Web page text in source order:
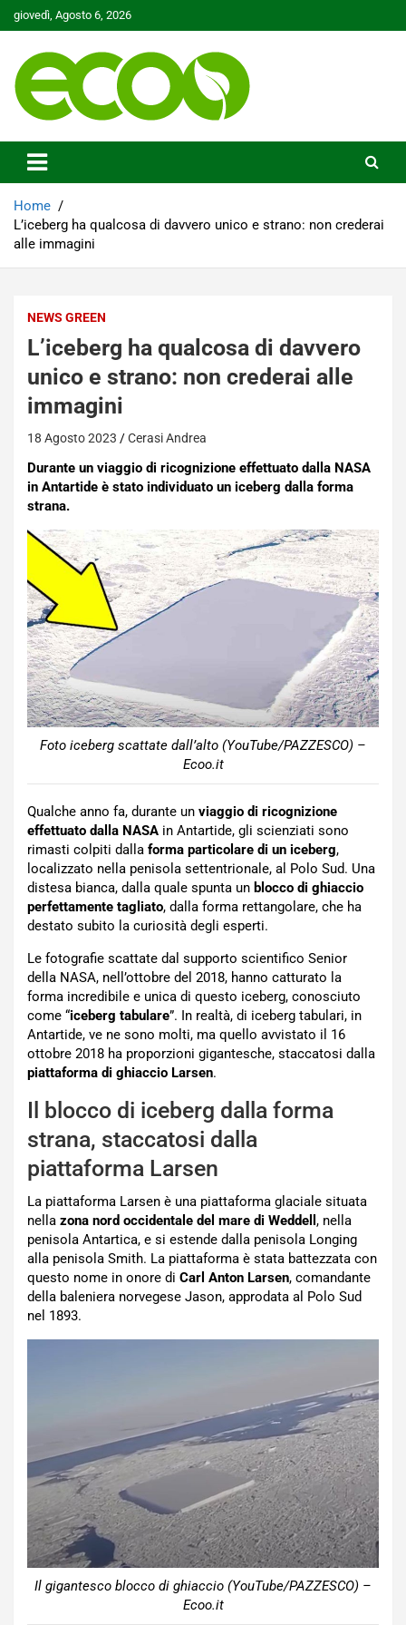
Skip
to
giovedì, Agosto 6, 2026
Ecoo.it
Home
L’iceberg ha qualcosa di davvero unico e strano: non crederai
alle immagini
NEWS GREEN
L’iceberg ha qualcosa di davvero
unico e strano: non crederai alle
immagini
18 Agosto 2023 Cerasi Andrea
Durante un viaggio di ricognizione effettuato dalla NASA
in Antartide è stato individuato un iceberg dalla forma
strana.
Foto iceberg scattate dall’alto (YouTube/PAZZESCO) –
Ecoo.it
Qualche anno fa, durante un viaggio di ricognizione
effettuato dalla NASA in Antartide, gli scienziati sono
rimasti colpiti dalla forma particolare di un iceberg,
localizzato nella penisola settentrionale, al Polo Sud. Una
distesa bianca, dalla quale spunta un blocco di ghiaccio
perfettamente tagliato, dalla forma rettangolare, che ha
destato subito la curiosità degli esperti.
Le fotografie scattate dal supporto scientifico Senior
della NASA, nell’ottobre del 2018, hanno catturato la
forma incredibile e unica di questo iceberg, conosciuto
come “iceberg tabulare”. In realtà, di iceberg tabulari, in
Antartide, ve ne sono molti, ma quello avvistato il 16
ottobre 2018 ha proporzioni gigantesche, staccatosi dalla
piattaforma di ghiaccio Larsen.
Il blocco di iceberg dalla forma
strana, staccatosi dalla
piattaforma Larsen
La piattaforma Larsen è una piattaforma glaciale situata
nella zona nord occidentale del mare di Weddell , nella
penisola Antartica, e si estende dalla penisola Longing
alla penisola Smith. La piattaforma è stata battezzata con
questo nome in onore di Carl Anton Larsen, comandante
della baleniera norvegese Jason, approdata al Polo Sud
nel 1893.
Il gigantesco blocco di ghiaccio (YouTube/PAZZESCO) –
Ecoo.it